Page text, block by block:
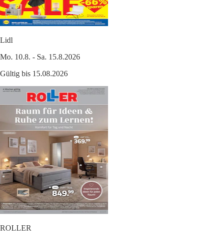
Lidl
Mo. 10.8. - Sa. 15.8.2026
Gültig bis 15.08.2026
ROLLER